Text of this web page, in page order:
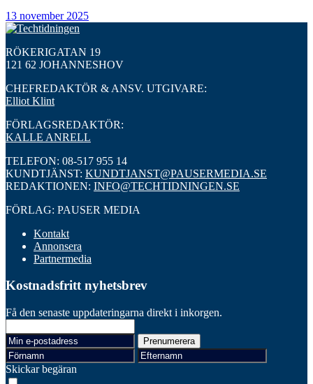
13 november 2025
RÖKERIGATAN 19
121 62 JOHANNESHOV
CHEFREDAKTÖR & ANSV. UTGIVARE:
Elliot Klint
FÖRLAGSREDAKTÖR:
KALLE ANRELL
TELEFON: 08-517 955 14
KUNDTJÄNST: KUNDTJANST@PAUSERMEDIA.SE
REDAKTIONEN: INFO@TECHTIDNINGEN.SE
FÖRLAG: PAUSER MEDIA
Kontakt
Annonsera
Partnermedia
Kostnadsfritt nyhetsbrev
Få den senaste uppdateringarna direkt i inkorgen.
Skickar begäran